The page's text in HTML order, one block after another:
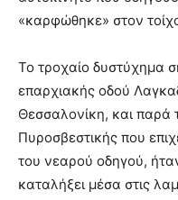
«καρφώθηκε» στον
Το τροχαίο δυστύχημα
επαρχιακής οδού
Θεσσαλονίκη, και παρά
Πυροσβεστικής που
του νεαρού οδηγού,
καταλήξει μέσα στις